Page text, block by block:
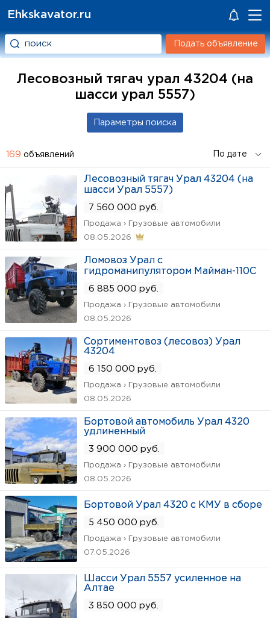
Ehkskavator.ru
Подать объявление
Лесовозный тягач урал 43204 (на
шасси урал 5557)
169 объявлений
Лесовозный тягач Урал 43204 (на
шасси Урал 5557)
7 560 000 руб.
Продажа › Грузовые автомобили
08.05.2026
Ломовоз Урал с
гидроманипулятором Майман-110С
6 885 000 руб.
Продажа › Грузовые автомобили
08.05.2026
Сортиментовоз (лесовоз) Урал
43204
6 150 000 руб.
Продажа › Грузовые автомобили
08.05.2026
Бортовой автомобиль Урал 4320
удлиненный
3 900 000 руб.
Продажа › Грузовые автомобили
08.05.2026
Бортовой Урал 4320 с КМУ в сборе
5 450 000 руб.
Продажа › Грузовые автомобили
07.05.2026
Шасси Урал 5557 усиленное на
Алтае
3 850 000 руб.